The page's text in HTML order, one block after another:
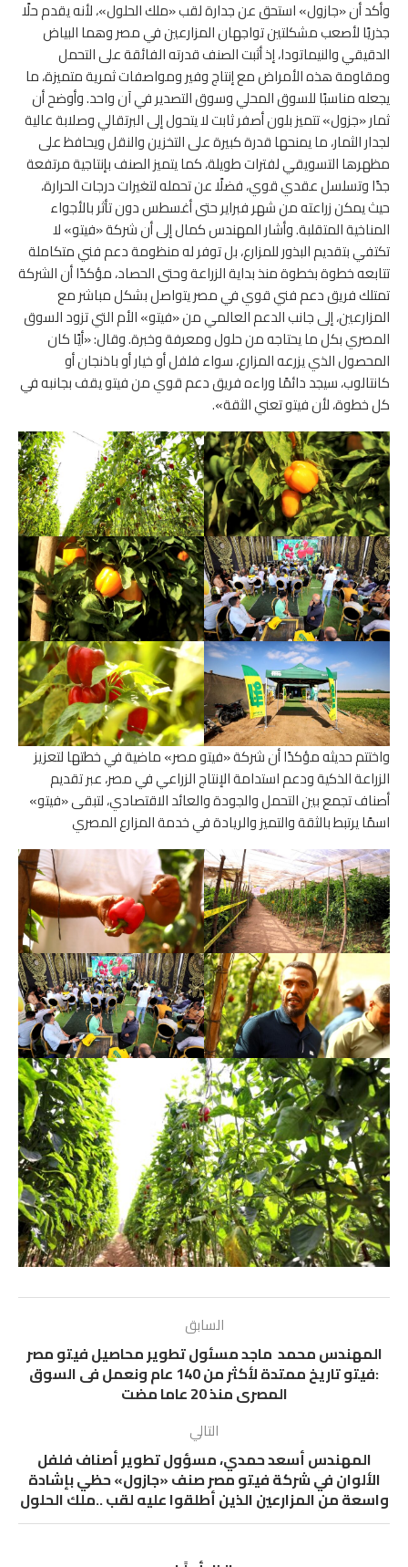
وأكد أن «جازول» استحق عن جدارة لقب «ملك الحلول»، لأنه يقدم حلًا
جذريًا لأصعب مشكلتين تواجهان المزارعين في مصر وهما البياض
الدقيقي والنيماتودا، إذ أثبت الصنف قدرته الفائقة على التحمل
ومقاومة هذه الأمراض مع إنتاج وفير ومواصفات ثمرية متميزة، ما
يجعله مناسبًا للسوق المحلي وسوق التصدير في آن واحد. وأوضح أن
ثمار «جزول» تتميز بلون أصفر ثابت لا يتحول إلى البرتقالي وصلابة عالية
لجدار الثمار، ما يمنحها قدرة كبيرة على التخزين والنقل ويحافظ على
مظهرها التسويقي لفترات طويلة، كما يتميز الصنف بإنتاجية مرتفعة
جدًا وتسلسل عقدي قوي، فضلًا عن تحمله لتغيرات درجات الحرارة،
حيث يمكن زراعته من شهر فبراير حتى أغسطس دون تأثر بالأجواء
المناخية المتقلبة. وأشار المهندس كمال إلى أن شركة «فيتو» لا
تكتفي بتقديم البذور للمزارع، بل توفر له منظومة دعم فني متكاملة
تتابعه خطوة بخطوة منذ بداية الزراعة وحتى الحصاد، مؤكدًا أن الشركة
تمتلك فريق دعم فني قوي في مصر يتواصل بشكل مباشر مع
المزارعين، إلى جانب الدعم العالمي من «فيتو» الأم التي تزود السوق
المصري بكل ما يحتاجه من حلول ومعرفة وخبرة. وقال: «أيًا كان
المحصول الذي يزرعه المزارع، سواء فلفل أو خيار أو باذنجان أو
كانتالوب، سيجد دائمًا وراءه فريق دعم قوي من فيتو يقف بجانبه في
كل خطوة، لأن فيتو تعني الثقة».
واختتم حديثه مؤكدًا أن شركة «فيتو مصر» ماضية في خطتها لتعزيز
الزراعة الذكية ودعم استدامة الإنتاج الزراعي في مصر، عبر تقديم
أصناف تجمع بين التحمل والجودة والعائد الاقتصادي، لتبقى «فيتو»
اسمًا يرتبط بالثقة والتميز والريادة في خدمة المزارع المصري
السابق
المهندس محمد ماجد مسئول تطوير محاصيل فيتو مصر
:فيتو تاريخ ممتدة لأكثر من 140 عام ونعمل فى السوق
المصرى منذ 20 عاما مضت
التالي
المهندس أسعد حمدي، مسؤول تطوير أصناف فلفل
الألوان في شركة فيتو مصر صنف «جازول» حظي بإشادة
واسعة من المزارعين الذين أطلقوا عليه لقب ..ملك الحلول